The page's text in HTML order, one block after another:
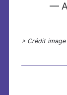
—
> Crédit image